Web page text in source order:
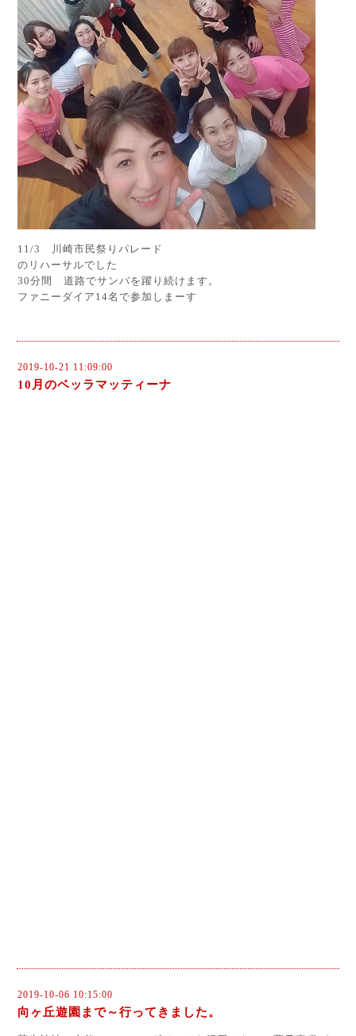
11/3 川崎市民祭りパレード
のリハーサルでした
30分間 道路でサンバを躍り続けます。
ファニーダイア14名で参加しまーす
2019-10-21 11:09:00
10月のベッラマッティーナ
2019-10-06 10:15:00
向ヶ丘遊園まで～行ってきました。